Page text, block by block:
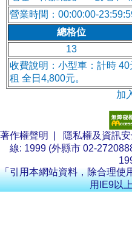
營業時間：00:00:00-
總格位
13
收費說明：小型車：計時
租 全日4,800元。
加
著作權聲明 隱私權及資訊
線: 1999 (外縣市 02-
「引用本網站資料，除合理
用IE9以